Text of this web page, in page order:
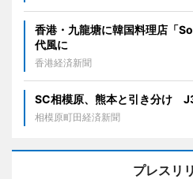
香港・九龍塘に韓国料理店「
代風に
香港経済新聞
SC相模原、熊本と引き分け
相模原町田経済新聞
プレスリ